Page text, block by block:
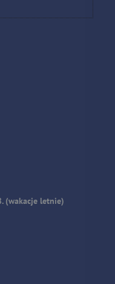
(wakacje letnie)